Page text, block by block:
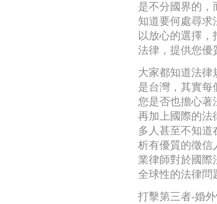
是不分國界的，
知道要何處尋求
以放心的選擇
法律，提供您優
大家都知道法律
是台灣，其實每
您是否也擔心著
再加上國際的法
多人甚至不知
析有優質的徵信
業律師對於國際
全球性的法律問
打擊第三者-婚